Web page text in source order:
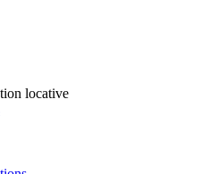
locative